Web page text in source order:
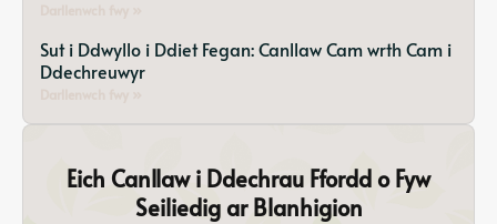
Sut i Ddwyllo i Ddiet Fegan: Canllaw Cam wrth Cam i
Ddechreuwyr
Eich Canllaw i Ddechrau Ffordd o Fyw
Seiliedig ar Blanhigion